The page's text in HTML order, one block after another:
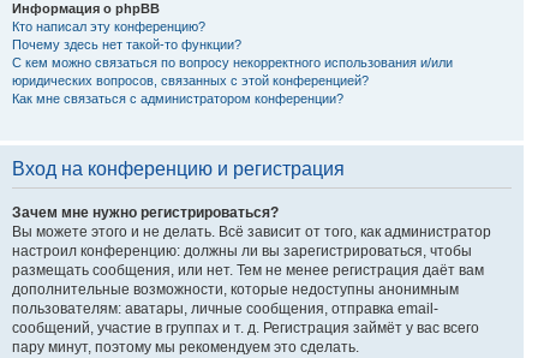
Информация о phpBB
Кто написал эту конференцию?
Почему здесь нет такой-то функции?
С кем можно связаться по вопросу некорректного использования и/или
юридических вопросов, связанных с этой конференцией?
Как мне связаться с администратором конференции?
Вход на конференцию и регистрация
Зачем мне нужно регистрироваться?
Вы можете этого и не делать. Всё зависит от того, как администратор
настроил конференцию: должны ли вы зарегистрироваться, чтобы
размещать сообщения, или нет. Тем не менее регистрация даёт вам
дополнительные возможности, которые недоступны анонимным
пользователям: аватары, личные сообщения, отправка email-
сообщений, участие в группах и т. д. Регистрация займёт у вас всего
пару минут, поэтому мы рекомендуем это сделать.